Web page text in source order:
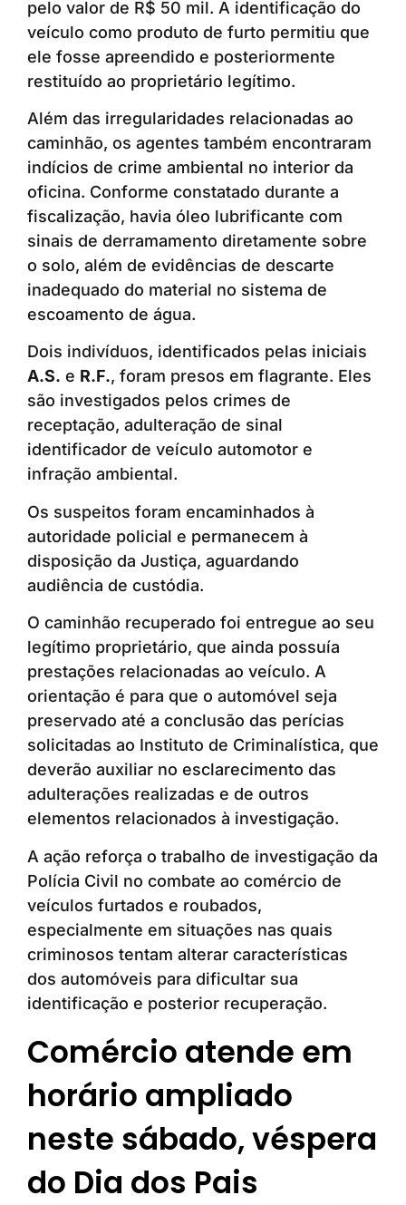
pelo valor de R$ 50 mil. A identificação do
veículo como produto de furto permitiu que
ele fosse apreendido e posteriormente
restituído ao proprietário legítimo.
Além das irregularidades relacionadas ao
caminhão, os agentes também encontraram
indícios de crime ambiental no interior da
oficina. Conforme constatado durante a
fiscalização, havia óleo lubrificante com
sinais de derramamento diretamente sobre
o solo, além de evidências de descarte
inadequado do material no sistema de
escoamento de água.
Dois indivíduos, identificados pelas iniciais
A.S. e R.F., foram presos em flagrante. Eles
são investigados pelos crimes de
receptação, adulteração de sinal
identificador de veículo automotor e
infração ambiental.
Os suspeitos foram encaminhados à
autoridade policial e permanecem à
disposição da Justiça, aguardando
audiência de custódia.
O caminhão recuperado foi entregue ao seu
legítimo proprietário, que ainda possuía
prestações relacionadas ao veículo. A
orientação é para que o automóvel seja
preservado até a conclusão das perícias
solicitadas ao Instituto de Criminalística, que
deverão auxiliar no esclarecimento das
adulterações realizadas e de outros
elementos relacionados à investigação.
A ação reforça o trabalho de investigação da
Polícia Civil no combate ao comércio de
veículos furtados e roubados,
especialmente em situações nas quais
criminosos tentam alterar características
dos automóveis para dificultar sua
identificação e posterior recuperação.
Comércio atende em
horário ampliado
neste sábado, véspera
do Dia dos Pais